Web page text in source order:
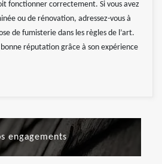
fonctionner correctement. Si vous avez
ou de rénovation, adressez-vous à
de fumisterie dans les règles de l’art.
réputation grâce à son expérience
engagements